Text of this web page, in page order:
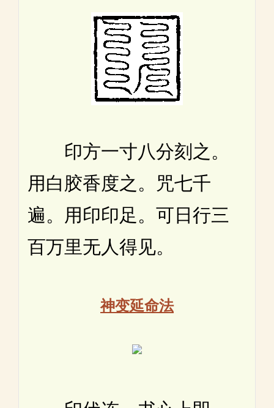
印方一寸八分刻之。
用白胶香度之。咒七千
遍。用印印足。可日行三
百万里无人得见。
神变延命法